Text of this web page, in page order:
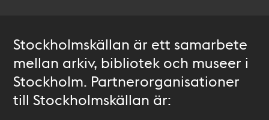
Stockholmskällan är ett samarbete
mellan arkiv, bibliotek och museer i
Stockholm. Partnerorganisationer
till Stockholmskällan är: